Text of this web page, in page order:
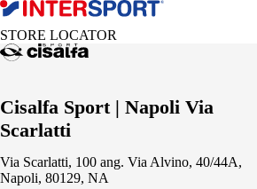
STORE LOCATOR
Cisalfa Sport | Napoli Via
Scarlatti
Via Scarlatti, 100 ang. Via Alvino, 40/44A,
Napoli, 80129, NA